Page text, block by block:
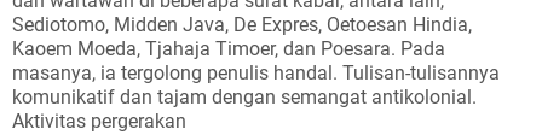
Sediotomo, Midden Java, De Expres, Oetoesan Hindia,
Kaoem Moeda, Tjahaja Timoer, dan Poesara. Pada
masanya, ia tergolong penulis handal. Tulisan-tulisannya
komunikatif dan tajam dengan semangat antikolonial.
Aktivitas pergerakan